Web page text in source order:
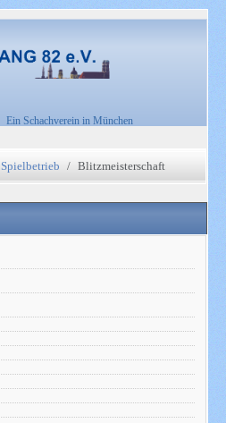
Ein Schachverein in München
Spielbetrieb Blitzmeisterschaft